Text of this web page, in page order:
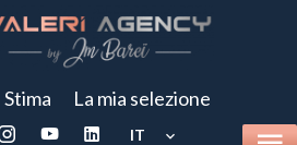
Stima La mia selezione
IT